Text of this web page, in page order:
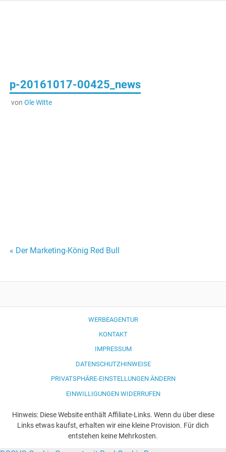
Deutschland
p-20161017-00425_news
von Ole Witte
Beitragsnavigation
« Der Marketing-König Red Bull
WERBEAGENTUR
KONTAKT
IMPRESSUM
DATENSCHUTZHINWEISE
PRIVATSPHÄRE-EINSTELLUNGEN ÄNDERN
EINWILLIGUNGEN WIDERRUFEN
Hinweis: Diese Website enthält Affiliate-Links. Wenn du über diese
Links etwas kaufst, erhalten wir eine kleine Provision. Für dich
entstehen keine Mehrkosten.